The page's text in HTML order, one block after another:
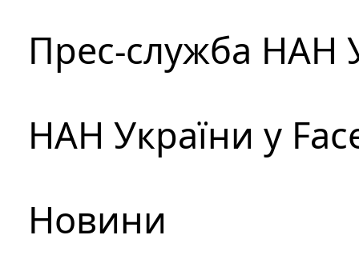
Прес-служба НАН
НАН України у
Новини